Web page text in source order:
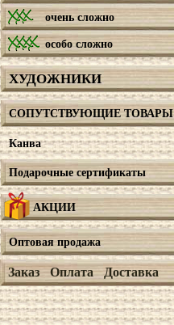
очень сложно
особо сложно
ХУДОЖНИКИ
СОПУТСТВУЮЩИЕ ТОВАРЫ
Канва
Подарочные сертификаты
АКЦИИ
Оптовая продажа
Заказ Оплата Доставка